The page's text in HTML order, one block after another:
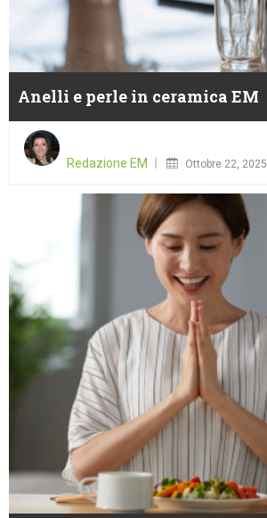
Anelli e perle in ceramica EM
Redazione EM
Ottobre 22, 2025